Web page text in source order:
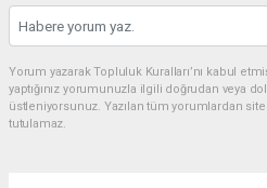
Yorum yazarak Topluluk Kuralları’nı kabul
yaptığınız yorumunuzla ilgili doğrudan veya
üstleniyorsunuz. Yazılan tüm yorumlardan
tutulamaz.